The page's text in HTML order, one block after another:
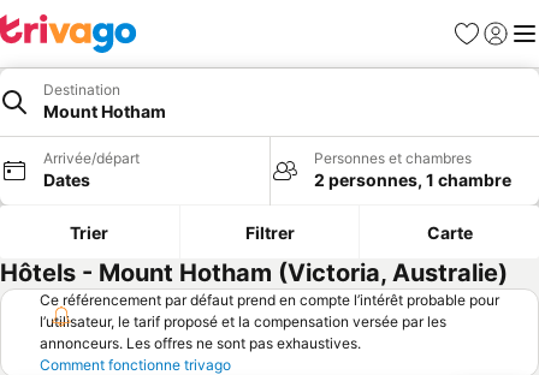
Favoris
Se
Destination
Mount Hotham
Arrivée/départ
Dates
Personnes et chambres
2 personnes, 1 chambre
Trier Filtrer Carte
Hôtels - Mount Hotham (Victoria, Australie)
Ce référencement par défaut prend en compte l’intérêt probable pour
l’utilisateur, le tarif proposé et la compensation versée par les
annonceurs. Les offres ne sont pas exhaustives.
Comment fonctionne trivago